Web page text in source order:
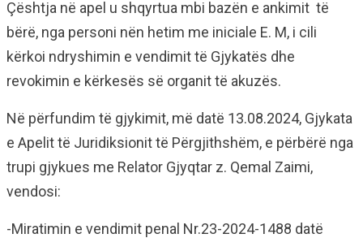
Çështja në apel u shqyrtua mbi bazën e ankimit të
bërë, nga personi nën hetim me iniciale E. M, i cili
kërkoi ndryshimin e vendimit të Gjykatës dhe
revokimin e kërkesës së organit të akuzës.
Në përfundim të gjykimit, më datë 13.08.2024, Gjykata
e Apelit të Juridiksionit të Përgjithshëm, e përbërë nga
trupi gjykues me Relator Gjyqtar z. Qemal Zaimi,
vendosi:
-Miratimin e vendimit penal Nr.23-2024-1488 datë